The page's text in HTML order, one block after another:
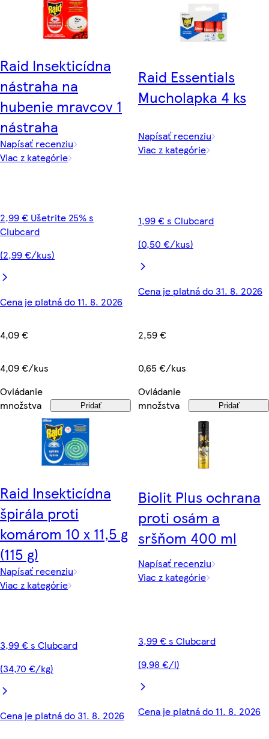
Raid Insekticídna
nástraha na
hubenie mravcov 1
nástraha
Napísať recenziu
Viac z kategórie
2,99 € Ušetrite 25% s
Clubcard
(2,99 €/kus)
Cena je platná do 11. 8. 2026
4,09 €
4,09 €/kus
Ovládanie
množstva
Pridať
Raid Essentials
Mucholapka 4 ks
Napísať recenziu
Viac z kategórie
1,99 € s Clubcard
(0,50 €/kus)
Cena je platná do 31. 8. 2026
2,59 €
0,65 €/kus
Ovládanie
množstva
Pridať
Raid Insekticídna
špirála proti
komárom 10 x 11,5 g
(115 g)
Napísať recenziu
Viac z kategórie
3,99 € s Clubcard
(34,70 €/kg)
Cena je platná do 31. 8. 2026
Biolit Plus ochrana
proti osám a
sršňom 400 ml
Napísať recenziu
Viac z kategórie
3,99 € s Clubcard
(9,98 €/l)
Cena je platná do 11. 8. 2026